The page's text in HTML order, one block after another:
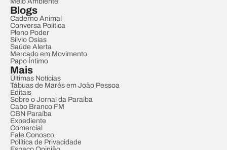
Blogs
Caderno Animal
Conversa Política
Pleno Poder
Sílvio Osias
Saúde Alerta
Mercado em Movimento
Papo Íntimo
Mais
Últimas Notícias
Tábuas de Marés em João Pessoa
Editais
Sobre o Jornal da Paraíba
Cabo Branco FM
CBN Paraíba
Expediente
Comercial
Fale Conosco
Política de Privacidade